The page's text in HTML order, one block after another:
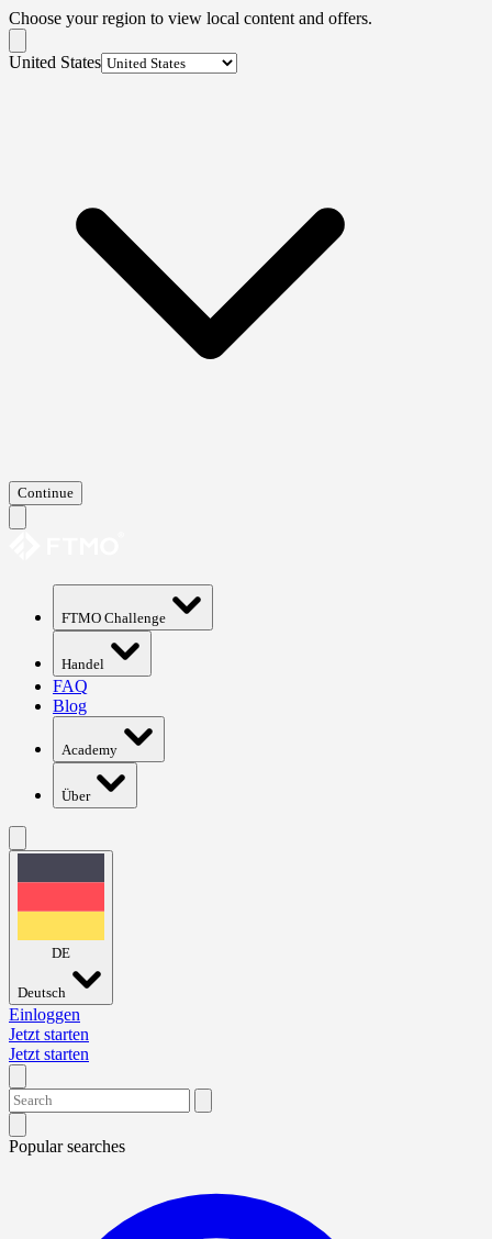
Choose your region to view local content and offers.
United States
Continue
FTMO Challenge
Handel
FAQ
Blog
Academy
Über
DE
Deutsch
Einloggen
Jetzt starten
Jetzt starten
Popular searches